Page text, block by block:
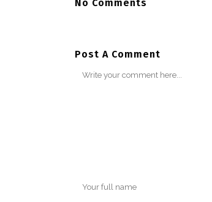
No Comments
Post A Comment